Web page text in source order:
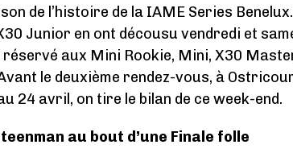
de l’histoire de la IAME Series
Junior en ont décousu vendredi et
aux Mini Rookie, Mini, X30
le deuxième rendez-vous, à
24 avril, on tire le bilan de ce week-end.
au bout d’une Finale folle